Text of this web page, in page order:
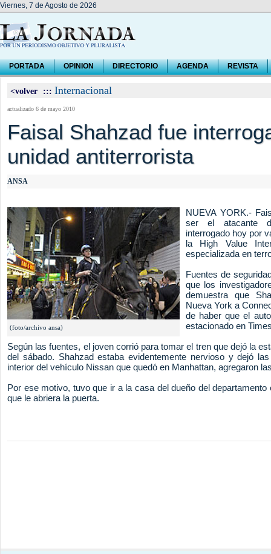
Viernes, 7 de Agosto de 2026
PORTADA OPINION DIRECTORIO AGENDA REVISTA
<volver ::: Internacional
actualizado 6 de mayo 2010
Faisal Shahzad fue
unidad antiterrorista
ANSA
(foto/archivo ansa)
NUEVA YORK.-
ser el atacante
interrogado hoy por
la High Value
especializada en
Fuentes de
que los
demuestra que
Nueva York a
de haber que el
estacionado en
Según las fuentes, el joven corrió para tomar el tren que dejó la
del sábado. Shahzad estaba evidentemente nervioso y dejó
interior del vehículo Nissan que quedó en Manhattan, agregaron
Por ese motivo, tuvo que ir a la casa del dueño del departamento
que le abriera la puerta.